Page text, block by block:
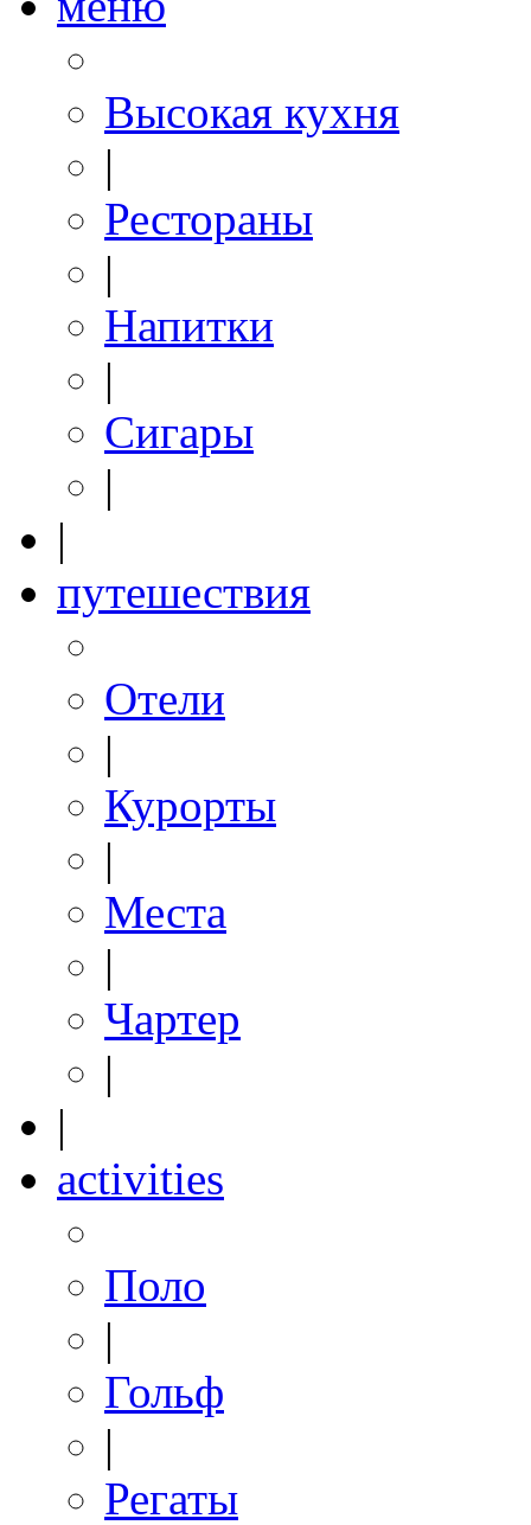
Высокая кухня
|
Рестораны
|
Напитки
|
Сигары
|
|
путешествия
Отели
|
Курорты
|
Места
|
Чартер
|
|
activities
Поло
|
Гольф
|
Регаты